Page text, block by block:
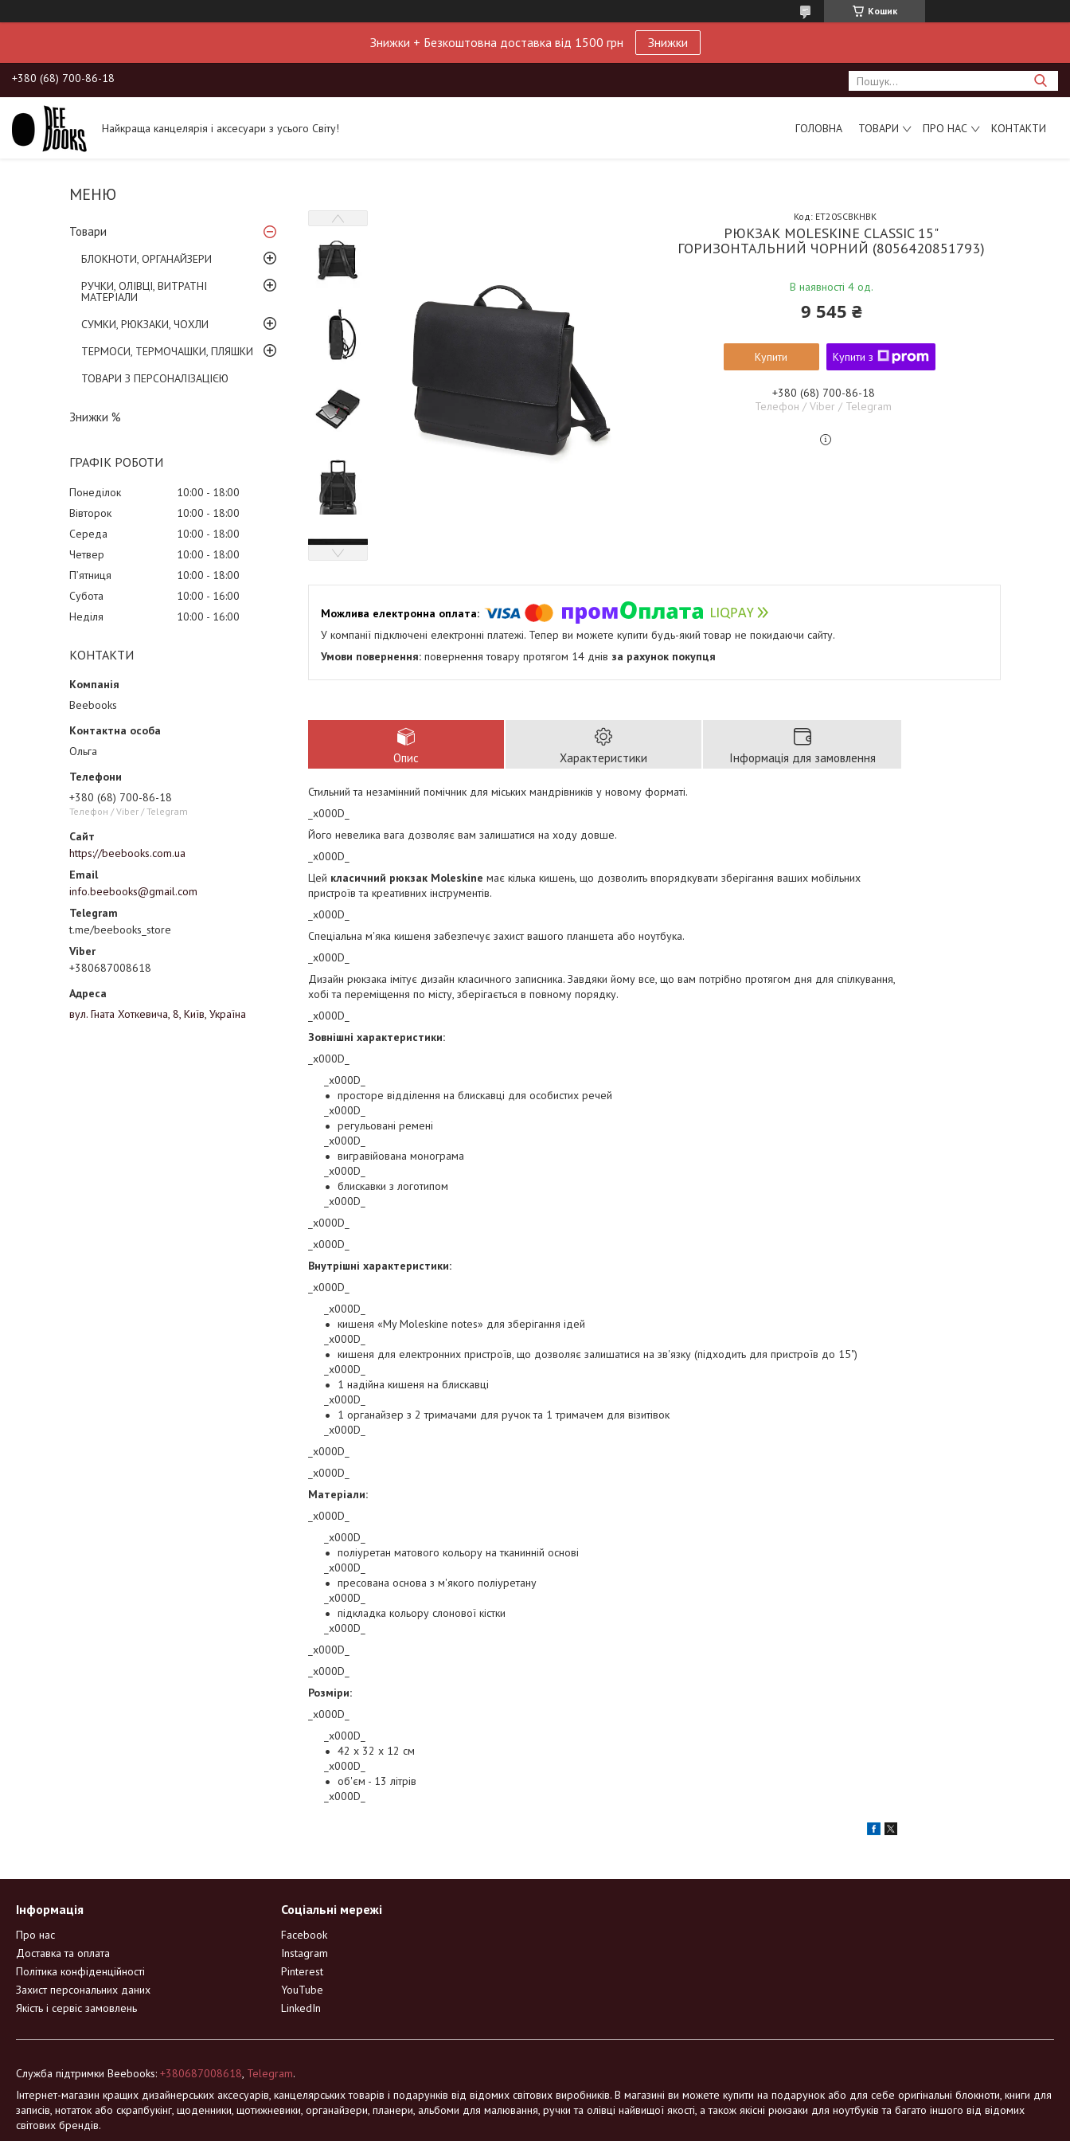
Кошик
Знижки + Безкоштовна доставка від 1500 грн Знижки
+380 (68) 700-86-18
Найкраща канцелярія і аксесуари з усього Світу! ГОЛОВНА ТОВАРИ ПРО НАС КОНТАКТИ
Товари
БЛОКНОТИ, ОРГАНАЙЗЕРИ
РУЧКИ, ОЛІВЦІ, ВИТРАТНІ
МАТЕРІАЛИ
СУМКИ, РЮКЗАКИ, ЧОХЛИ
ТЕРМОСИ, ТЕРМОЧАШКИ, ПЛЯШКИ
ТОВАРИ З ПЕРСОНАЛІЗАЦІЄЮ
Знижки %
ГРАФІК РОБОТИ
Понеділок 10:00
18:00
Вівторок
10:00
18:00
Середа
10:00
18:00
Четвер
10:00
18:00
Пʼятниця
10:00
18:00
Субота
10:00
16:00
Неділя
10:00 16:00
КОНТАКТИ
Beebooks
Ольга
+380 (68) 700-86-18
Телефон / Viber / Telegram
https://beebooks.com.ua
info.beebooks@gmail.com
t.me/beebooks_store
+380687008618
вул. Гната Хоткевича, 8, Київ, Україна
РЮКЗАК MOLESKINE CLASSIC 15"
ГОРИЗОНТАЛЬНИЙ ЧОРНИЙ (8056420851793)
В наявності 4 од.
Код: ET20SCBKHBK
9 545 ₴
Купити Купити з
+380 (68) 700-86-18
Телефон / Viber / Telegram
У компанії підключені електронні платежі. Тепер ви можете купити будь-який товар не покидаючи сайту.
повернення товару протягом 14 днів за рахунок покупця
Опис Характеристики Інформація для замовлення
Стильний та незамінний помічник для міських мандрівників у новому форматі.
_x000D_
Його невелика вага дозволяє вам залишатися на ходу довше.
_x000D_
Цей класичний рюкзак Moleskine має кілька кишень, що дозволить впорядкувати зберігання ваших мобільних
пристроїв та креативних інструментів.
_x000D_
Спеціальна м'яка кишеня забезпечує захист вашого планшета або ноутбука.
_x000D_
Дизайн рюкзака імітує дизайн класичного записника. Завдяки йому все, що вам потрібно протягом дня для спілкування,
хобі та переміщення по місту, зберігається в повному порядку.
_x000D_
Зовнішні характеристики:
_x000D_
_x000D_
просторе відділення на блискавці для особистих речей
_x000D_
регульовані ремені
_x000D_
вигравійована монограма
_x000D_
блискавки з логотипом
_x000D_
_x000D_
_x000D_
Внутрішні характеристики:
_x000D_
_x000D_
кишеня «My Moleskine notes» для зберігання ідей
_x000D_
кишеня для електронних пристроїв, що дозволяє залишатися на зв'язку (підходить для пристроїв до 15")
_x000D_
1 надійна кишеня на блискавці
_x000D_
1 органайзер з 2 тримачами для ручок та 1 тримачем для візитівок
_x000D_
_x000D_
_x000D_
Матеріали:
_x000D_
_x000D_
поліуретан матового кольору на тканинній основі
_x000D_
пресована основа з м'якого поліуретану
_x000D_
підкладка кольору слонової кістки
_x000D_
_x000D_
_x000D_
Розміри:
_x000D_
_x000D_
42 x 32 x 12 см
_x000D_
об'єм - 13 літрів
_x000D_
Інформація
Про нас
Доставка та оплата
Політика конфіденційності
Захист персональних даних
Якість і сервіс замовлень
Соціальні мережі
Facebook
Instagram
Pinterest
YouTube
LinkedIn
Служба підтримки Beebooks: +380687008618 Telegram.
Інтернет-магазин кращих дизайнерських аксесуарів, канцелярських товарів і подарунків від відомих світових виробників. В магазині ви можете купити на подарунок або для себе оригінальні блокноти, книги для
записів, нотаток або скрапбукінг, щоденники, щотижневики, органайзери, планери, альбоми для малювання, ручки та олівці найвищої якості, а також якісні рюкзаки для ноутбуків та багато іншого від відомих
світових брендів.